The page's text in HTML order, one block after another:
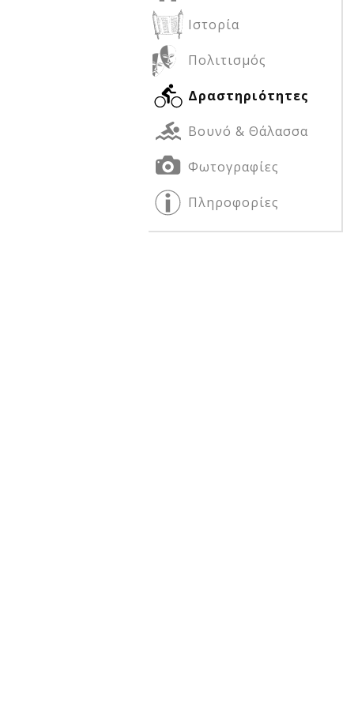
Δείτε μας:
Δείτε μας:
Δείτε μας:
Ιστορία
Πολιτισμός
Δραστηριότητες
Βουνό & Θάλασσα
Φωτογραφίες
Πληροφορίες